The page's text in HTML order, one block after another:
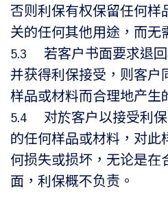
否则利保有权保留任何样
关的任何其他用途，而无
5.3 若客户书面要求退回
并获得利保接受，则客户
样品或材料而合理地产生
5.4 对於客户以接受利保
的任何样品或材料，对此
何损失或损坏，无论是在
面，利保概不负责。